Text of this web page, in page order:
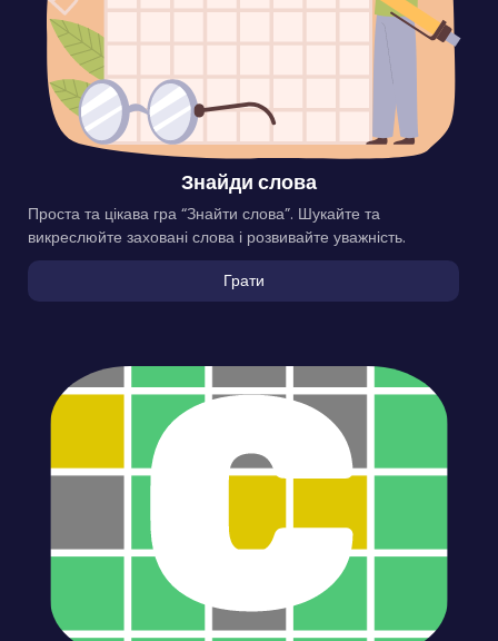
Знайди слова
Проста та цікава гра “Знайти слова”. Шукайте та
викреслюйте заховані слова і розвивайте уважність.
Грати